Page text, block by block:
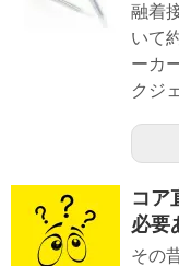
融着
いて
ーカ
クジ
コア
必要
その